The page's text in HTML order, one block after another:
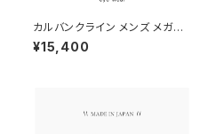
カルバンクライン メンズ メガネ
ck20145a-200 calvin klein
眼鏡 ck20145a めがね カルバ
¥15,400